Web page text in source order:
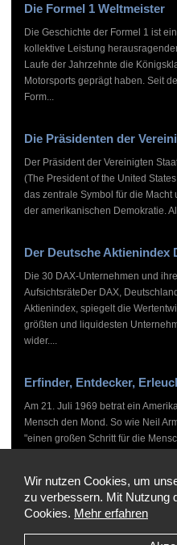
Die Formel 1 Weltmeister
Die Geschichte der Formel 1 ist
kollektive Leistung
Laufe der Jahrzehnte die
Motorsports geprägt haben. Seit
Form...
Die Präsidenten der
Der Präsident der Vereinigten
(The President of the United
das zentrale Symbol für die Macht
der amerikanischen Demokratie.
Der Deutsche Aktienindex
Die 30 DAX-Unternehmen und
AufsichtsräteDer DAX,
Aktienindex, spiegelt die
größten und liquidesten
wider....
Erfinder, Entdecker,
Am 21. Juli 1969 betrat ein
Mensch den Mond. So wie Neil
"einen großen Schritt für die
Wir nutzen Cookies, um
zu verbessern. Mit Nutzung
Cookies. Mehr erfahren